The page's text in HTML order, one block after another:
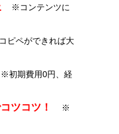
※コンテンツに
ピペができれば大
※初期費用0円、経
ツコツ！
※